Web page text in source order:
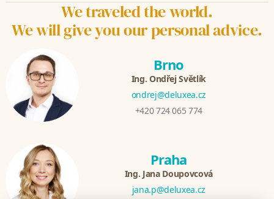
We traveled the world.
We will give you our personal advice.
Brno
Ing. Ondřej Světlík
ondrej@deluxea.cz
+420 724 065 774
Praha
Ing. Jana Doupovcová
jana.p@deluxea.cz